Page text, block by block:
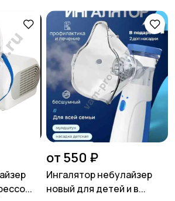
от 550 ₽
Ингалятор небулайзер
новый для детей и в...